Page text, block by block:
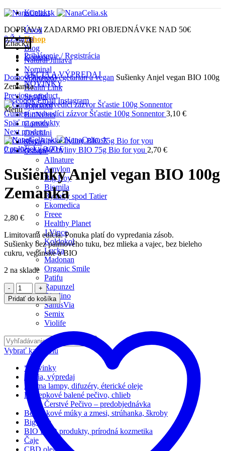
Kontakt
DOPRAVA ZADARMO PRI OBJEDNÁVKE NAD 50€
0Želania
Prihlásenie / Registrácia
Úvod
Eshop
Blog
Kontakt
AKCIA A VÝPREDAJ
NOVINKY
Facebook Email Instagram
Menu
0položiek / 0,00€
Značky
Natural Jihlava
Nominal
Sonnentor
Health Link
Serafin
Topnatur
BioNebio
Cornito
Orechini
Schär
Ostatné
Allnature
Amylon
Big Boy
Biomila
Bylinky spod Tatier
Ekomedica
Freee
Healthy Planet
J.Vince
Koldokol
Lucka
Madonan
Organic Smile
Patifu
Rapunzel
Risolino
SanusVia
Semix
Violife
Vybrať kategóriu
*Novinky
Akcia, výpredaj
Aróma lampy, difuzéry, éterické oleje
Bezlepkové balené pečivo, chlieb
Čerstvé Pečivo – predobjednávka
Bezlepkové múky a zmesi, strúhanka, škroby
Big Boy
BIO EKO produkty, prírodná kozmetika
Čaje
CBD oleje
Click to enlarge
DomovObchodVegetarian a vegan Sušienky Anjel vegan BIO 100g
Zemanka
Previous product
Gumení medvedíci zázvor Šťastie 100g Sonnentor3,10 €
Späť na produkty
Next product
Cukríky Alpské byliny BIO 75g Bio for you 2,70 €
Sušienky Anjel vegan BIO 100g
Zemanka
2,80 €
Limitovaná edícia. Ponuka platí do vypredania zásob.
Sušienky bez palmového tuku, bez mlieka a vajec, bez bieleho
cukru, vegánske a BIO
2 na sklade
Počet
Pridať do košíka